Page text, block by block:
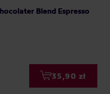
Blend Espresso
35,90 zł